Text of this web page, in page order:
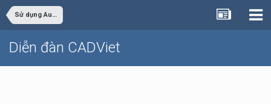
Sử dụng AutoCAD
Diễn đàn CADViet